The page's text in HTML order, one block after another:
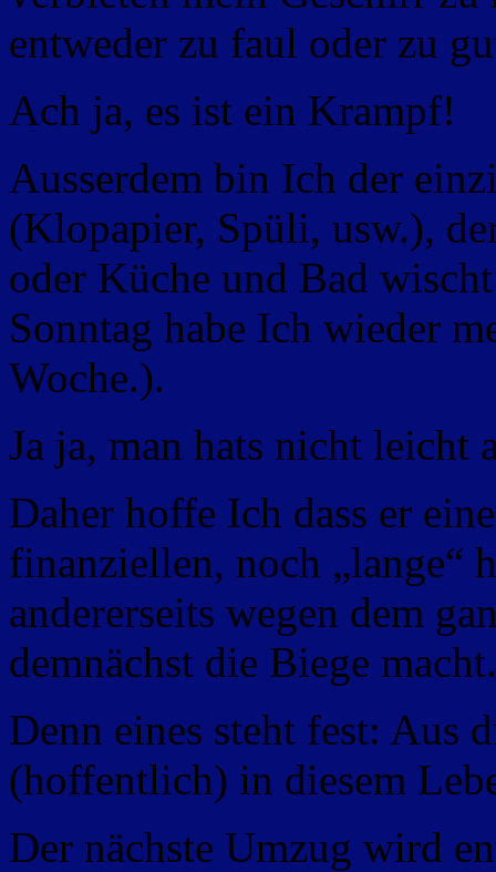
entweder zu faul oder zu
Ach ja, es ist ein Krampf!
Ausserdem bin Ich der
(Klopapier, Spüli, usw.),
oder Küche und Bad
Sonntag habe Ich wieder
Woche.).
Ja ja, man hats nicht leicht
Daher hoffe Ich dass er
finanziellen, noch „lange“
andererseits wegen dem
demnächst die Biege macht.
Denn eines steht fest: Aus
(hoffentlich) in diesem
Der nächste Umzug wird